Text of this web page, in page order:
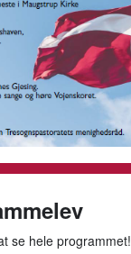
se hele programmet!